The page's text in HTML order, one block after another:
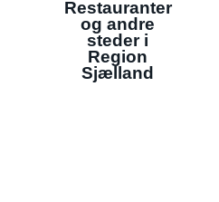
Restauranter
og andre
steder i
Region
Sjælland